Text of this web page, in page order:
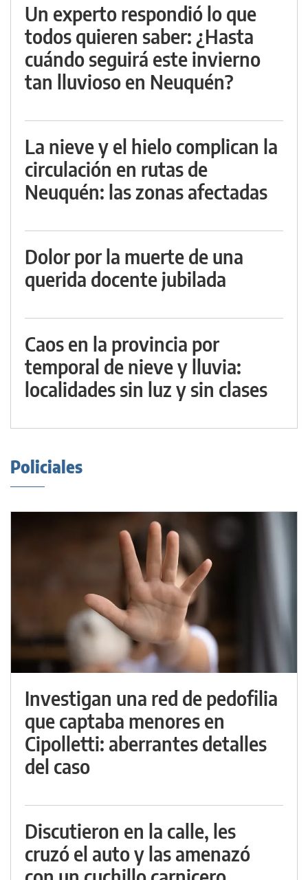
Un experto respondió lo que
todos quieren saber: ¿Hasta
cuándo seguirá este invierno
tan lluvioso en Neuquén?
La nieve y el hielo complican la
circulación en rutas de
Neuquén: las zonas afectadas
Dolor por la muerte de una
querida docente jubilada
Caos en la provincia por
temporal de nieve y lluvia:
localidades sin luz y sin clases
Policiales
Investigan una red de pedofilia
que captaba menores en
Cipolletti: aberrantes detalles
del caso
Discutieron en la calle, les
cruzó el auto y las amenazó